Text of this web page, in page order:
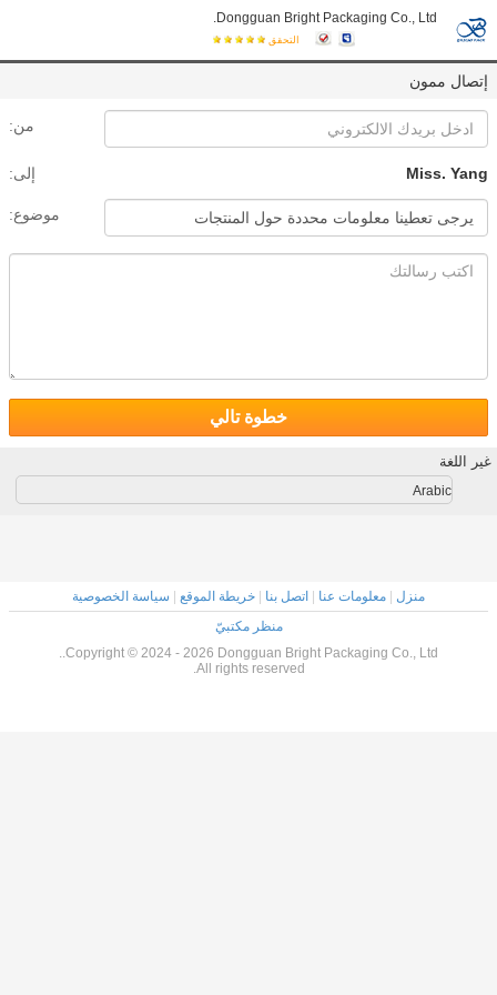
Dongguan Bright Packaging Co., Ltd.
التحقق
إتصال ممون
من:
إلى: Miss. Yang
موضوع:
خطوة تالي
غير اللغة
Arabic
منزل معلومات عنا اتصل بنا خريطة الموقع
سياسة الخصوصية
منظر مكتبيّ
Copyright © 2024 - 2026 Dongguan Bright Packaging Co., Ltd..
All rights reserved.